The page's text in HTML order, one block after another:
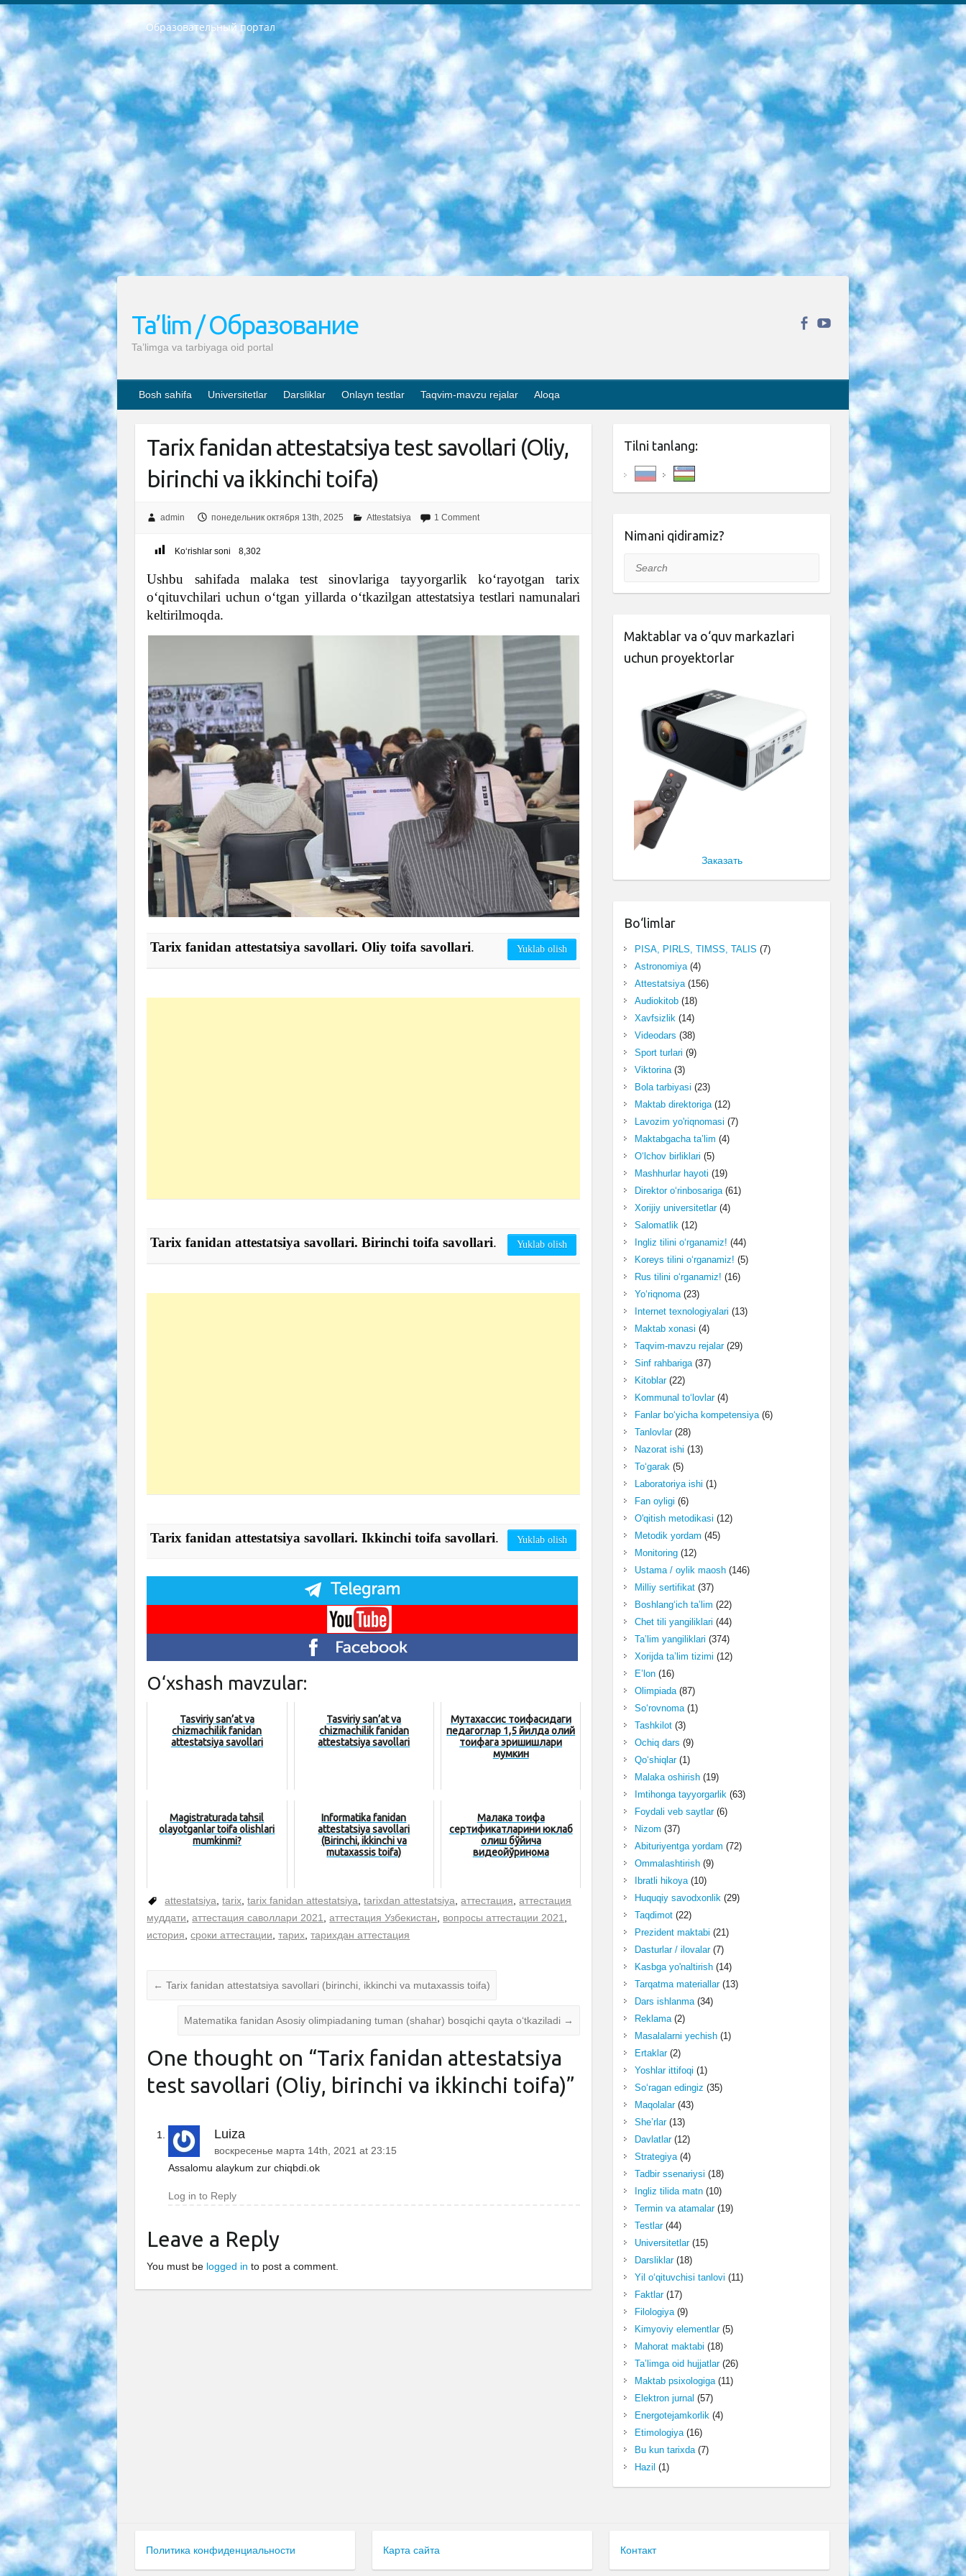
Образовательный портал
РЕСПУБЛИКА УЗБЕКИСТАН МИНИСТРЕРСТВО ДОШКОЛЬНОГО И ШКОЛЬНОГО ОБРАЗОВАНИЯ КОМАНДА в общеобразовательных учреждениях в 2023-2024 учебном году организация и проведение итоговой государственной аттестации обучающихся о Министра дошкольного и школьного образования Республики Узбекистан от 4 марта 2008 года (постановлением Минюста от 20 марта 2008 года № 1778 государственной регистрации) «Итоговое состояние учащихся общего среднего образования на основании положения об утверждении положения об аттестации общего среднего образования выпускной экзамен студентов в образовательных учреждениях в 2023-2024 учебном году В целях организации и прохождения аттестации приказываю: 1. Следующее: перечень предметов, по которым будет проводиться итоговая государственная аттестация и экзамен формы перевода согласно приложению 1; сертификаты международного образца, оценивающие уровень владения иностранными языками перечень согласно приложению 2; 2. Педагогический при специализированных образовательных учреждениях. научно-практический центр квалификации и международной оценки (Д.Давидова) 2024 г. До 25 марта: задания по предметам, по которым будет проводиться итоговая аттестация разработка и утверждение технических условий; итоговая аттестация на основании разработанного предметного задания разработка вопросов по предметам (устно и письменно), экзамен передача; общеобразовательные средние школы и специальные учебные заведения учащиеся выпускных классов школ и интернатов в агентской системе подготовка базы данных экзаменационных материалов и критериев оценки; перевод базы экзаменационных материалов на все языки обучения подать в Республиканский образовательный центр для изготовления; варианты экзаменов на основе разработанных контрольных материалов пусть будут поставлены задачи формирования. 3. Республиканский образовательный центр (Ш.Худайкулов) до 5 апреля 2024 года. до: база данных предоставленных экзаменационных материалов на все языки обучения перевод и экспертиза; для слепых, слабовидящих, глухих, слабослышащих и умственно отсталых детей учащиеся выпускных классов специализированных школ и школ-интернатов база данных экзаменационных материалов на всех преподаваемых языках подготовка критериев оценки; специализированные школы для умственно отсталых детей и технологии для учащихся выпускных классов школ-интернатов разработка соответствующих рекомендаций и критериев проведения ЕГЭ по естествознанию давать задания. 4. Педагогический при специализированных образовательных учреждениях. Научно-практический центр навыков и международной оценки (Д.Давидова), Республика образовательный центр (Худайкулов Ш.) итоговый государственный аттестационный экзамен ориентирован на творческое и логическое мышление при подготовке базы материалов учитывать введение заданий. 5. Следует отметить, что: сертификат государственного образца о знании общеобразовательного предмета и как минимум национальный уровень B1 по предметам на иностранных языках, указанным в Приложении 2. или международно признанный сертификат эквивалентного уровня студенты, изучающие определенный предмет, освобождаются от экзамена; по соответствующим предметам запланирована итоговая государственная аттестация за день до дня, путем жеребьевки Рабочей группой (в письменной форме по предметам, проводимым в форме) из числа сформированных вариантов выбрано 2 варианта; 2 выбранных варианта экзамена анонсированы на официальном сайте министерства и все выпускники по всей стране на основе этих вариантов проводит итоговую государственную аттестацию. 6. Государственное образование учащихся средних общеобразовательных учреждений. знания в соответствии с квалификационными требованиями, которые необходимо приобрести на основании стандартов итоговый (выпускной) контроль для 9 и 11 классов в целях тестирования Экзамены (далее – экзамены) состоят из предметов, перечисленных в приложении 1. будет сделано. 7. Экзамены пройдут с 26 мая по 15 июня 2024 г. (кроме науки физического воспитания). 8. Физическая для учащихся 9 классов общесредних образовательных учреждений. Экзамены по предмету «Образование, квалификация медицина» 1-6 мая 2024 года. сотрудники перевести под присмотр (с отклонениями в физическом или умственном развитии) специализированная школа для детей, школы-интернаты и со сколиозом школы-интернаты санаторного типа для больных детей исключены). 9. Он был слепым, слабовидящим и имел нарушения опорно-двигательного аппарата. экзамены в специализированных школах и интернатах для детей должны проводиться исходя из требований, предъявляемых к общеобразовательным учреждениям (физкультура кроме науки). 10. Специализированная школа для глухих и слабослышащих детей. и экзамены в интернатах и быть реализован в виде письменного теста по математике. 11. Специальность для умственно отсталых детей. Для 9 класса Родной язык и литературное письмо Государственный язык (язык обучения – узбекский). для неклассов) написано Математическое письмо Письменная/устная история Узбекистана Физическое воспитание практично Итоговый контроль Для 11 класса Написание родного языка и литературы (эссе) Математическое письмо Узбекский язык (обучение на узбекском языке) не посещающее общее среднее образование для учреждений)/Образовательное учреждение выбор письменный и устный Иностранный язык письменный/устный Письменная/устная история Узбекистана *По выбору студента:  Химия  Физика  Основы государственного права  География 10 бесплатных образовательных ресурсов - Мы составили подборку онлайн-проектов с интерактивными упражнениями, видеолекциями и статьями. Они помогут вам обрести новые и освежить старые знания бесплатно. 1. «ИНТУИТ» Старейшая образовательная площадка Рунета. Здесь вы найдёте сотни текстовых и видеокурсов на десятки различных тем — от программирования до психологии. Многие курсы подготовлены российскими университетами и крупными международными компаниями вроде Intel и Microsoft. Самостоятельное обучение бесплатное, но желающие могут оплатить услуги персональных наставников. 2. «Смартия» знакомит с актуальными профессиями и подсказывает, как им обучаться. Выбрав заинтересовавшую вас специальность — SMM-специалист, фотограф, веб-дизайнер или другую, — увидите список необходимых для неё умений. Чтобы вы могли освоить их самостоятельно, для каждого умения площадка отображает подборку ссылок на учебные материалы. Хотя «Смартия» ориентируется на русскоязычную аудиторию, часть контента всё же доступна только на английском. 3. «Лекторий Физтеха» Проект Московского физико-технического института (Физтеха). С его помощью вы можете смотреть онлайн серии лекций, записанные на видео в этом вузе. В числе доступных предметов — физика, биология, химия, информационные технологии и другие. К некоторым лекциям администрация ресурса прилагает готовые конспекты, которые можно скачивать в PDF-формате. 4. ITMOcourses Онлайн-площадка Санкт-Петербургского национального исследовательского университета информационных технологий, механики и оптики (ИТМО). Ресурс предоставляет свободный доступ к курсам, разработанным в этом вузе. Каталог материалов разбит на четыре категории: «Оптические системы и технологии», «Приборостроение и робототехника», «Информационные технологии» и «Биотехнологии». Курсы состоят из видеолекций, интерактивных демонстраций и заданий. 5. «КиберЛенинка» Электронная научная библиотека открытого доступа. Каталог площадки регулярно обрастает текстами статей из различных научных изданий. Сгруппированные по журналам и рубрикам публикации можно читать онлайн или скачивать целиком в PDF-формате. Проект нацелен на популяризацию науки за счёт открытого доступа к качественной информации. 6. «ПостНаука» На этом ресурсе публикуют подборки видеолекций, составленные экспертами из разных отраслей и объединённые общими темами. Среди них, к примеру, есть серии «Биоинформатика и геномика», «Культура средневековой Скандинавии» и Cinema Studies о теории кино. Каждая подборка лекций — логически связанная история, рассказанная экспертом от первого лица. Кроме того, на сайте появляются научно-образовательные статьи и тесты на разные темы. 7. «Newочём» Команда проекта «Newочём» отбирает самые интересные тексты из англоязычных СМИ и переводит те из них, за которые голосуют участники сообщества «ВКонтакте». По большей части это научно-популярные статьи. Редакторы придумывают лишь заголовки, в остальном содержание переводов соответствует оригиналам. Полные тексты можно читать прямо в социальной сети. 8. InternetUrok Онлайн-база материалов по основным дисциплинам школьной программы. Информация на сайте структурирована по классам, предметам и темам (урокам). Каждый урок состоит из видеолекций и конспектов. Есть также интерактивные тренажёры и тесты для закрепления пройденного материала. Даже если вы давно окончили школу, возможность повторить программу старших классов всегда может пригодиться. 9. Edutainme Ещё один ресурс об образовании. В отличие от Newtonew, как мне кажется, Edutainme больше ориентируется на представителей индустрии: педагогов, предпринимателей, разработчиков образовательных проектов. Но и любой, кто просто стремится к саморазвитию, найдёт на сайте много полезного и интересного для себя. Например, информацию о новых курсах и образовательных сервисах. 10. Newtonew Онлайн-медиа об образовании и обучении в широком смысле. Авторы Newtonew пишут об инструментах, заведениях, тактиках и стратегиях, которые помогают учить других и получать новые знания самостоятельно. На этой площадке вы найдёте новости, обзоры, аналитические мат
Ta’lim / Образование
Ta’limga va tarbiyaga oid portal
Bosh sahifa Universitetlar Darsliklar Onlayn testlar Taqvim-mavzu rejalar Aloqa
Tarix fanidan attestatsiya test savollari (Oliy,
birinchi va ikkinchi toifa)
admin понедельник октября 13th, 2025 Attestatsiya 1 Comment
Ko‘rishlar soni 8,302
Ushbu sahifada malaka test sinovlariga tayyorgarlik ko‘rayotgan tarix
o‘qituvchilari uchun o‘tgan yillarda o‘tkazilgan attestatsiya testlari namunalari
keltirilmoqda.
Tarix fanidan attestatsiya savollari. Oliy toifa savollari. Yuklab olish
Tarix fanidan attestatsiya savollari. Birinchi toifa savollari. Yuklab olish
Tarix fanidan attestatsiya savollari. Ikkinchi toifa savollari. Yuklab olish
O‘xshash mavzular:
Tasviriy san’at va
chizmachilik fanidan
attestatsiya savollari
Tasviriy san’at va
chizmachilik fanidan
attestatsiya savollari
Мутахассис тоифасидаги
педагоглар 1,5 йилда олий
тоифага эришишлари
мумкин
Magistraturada tahsil
olayotganlar toifa olishlari
mumkinmi?
Informatika fanidan
attestatsiya savollari
(Birinchi, ikkinchi va
mutaxassis toifa)
Малака тоифа
сертификатларини юклаб
олиш бўйича
видеойўриқнома
attestatsiya,tarix,tarix fanidan attestatsiya,tarixdan attestatsiya,аттестация,аттестация
муддати,аттестация саволлари 2021,аттестация Узбекистан, вопросы аттестации 2021,
история,сроки аттестации,тарих,тарихдан аттестация
← Tarix fanidan attestatsiya savollari (birinchi, ikkinchi va mutaxassis toifa)
Matematika fanidan Asosiy olimpiadaning tuman (shahar) bosqichi qayta oʻtkaziladi →
One thought on “Tarix fanidan attestatsiya
test savollari (Oliy, birinchi va ikkinchi toifa)”
Luiza
воскресенье марта 14th, 2021 at 23:15
Assalomu alaykum zur chiqbdi.ok
Log in to Reply
Leave a Reply
You must be logged in to post a comment.
Tilni tanlang:
Nimani qidiramiz?
Search
Maktablar va o‘quv markazlari
uchun proyektorlar
Заказать
Bo‘limlar
PISA, PIRLS, TIMSS, TALIS (7)
Astronomiya(4)
Attestatsiya(156)
Audiokitob(18)
Xavfsizlik(14)
Videodars (38)
Sport turlari (9)
Viktorina(3)
Bola tarbiyasi (23)
Maktab direktoriga(12)
Lavozim yo'riqnomasi (7)
Maktabgacha ta’lim (4)
O‘lchov birliklari (5)
Mashhurlar hayoti (19)
Direktor o‘rinbosariga(61)
Xorijiy universitetlar(4)
Salomatlik(12)
Ingliz tilini o‘rganamiz! (44)
Koreys tilini o‘rganamiz! (5)
Rus tilini o‘rganamiz! (16)
Yo‘riqnoma(23)
Internet texnologiyalari (13)
Maktab xonasi (4)
Taqvim-mavzu rejalar(29)
Sinf rahbariga(37)
Kitoblar(22)
Kommunal to‘lovlar(4)
Fanlar bo‘yicha kompetensiya(6)
Tanlovlar(28)
Nazorat ishi (13)
To‘garak(5)
Laboratoriya ishi (1)
Fan oyligi (6)
O'qitish metodikasi (12)
Metodik yordam (45)
Monitoring(12)
Ustama / oylik maosh(146)
Milliy sertifikat(37)
Boshlang‘ich ta’lim (22)
Chet tili yangiliklari (44)
Ta’lim yangiliklari (374)
Xorijda ta’lim tizimi (12)
E’lon(16)
Olimpiada(87)
So‘rovnoma(1)
Tashkilot(3)
Ochiq dars (9)
Qo‘shiqlar(1)
Malaka oshirish(19)
Imtihonga tayyorgarlik(63)
Foydali veb saytlar(6)
Nizom (37)
Abituriyentga yordam (72)
Ommalashtirish(9)
Ibratli hikoya(10)
Huquqiy savodxonlik(29)
Taqdimot(22)
Prezident maktabi (21)
Dasturlar / ilovalar(7)
Kasbga yo'naltirish(14)
Tarqatma materiallar(13)
Dars ishlanma(34)
Reklama(2)
Masalalarni yechish(1)
Ertaklar(2)
Yoshlar ittifoqi (1)
So‘ragan edingiz (35)
Maqolalar(43)
She’rlar(13)
Davlatlar(12)
Strategiya(4)
Tadbir ssenariysi (18)
Ingliz tilida matn(10)
Termin va atamalar(19)
Testlar(44)
Universitetlar(15)
Darsliklar(18)
Yil o‘qituvchisi tanlovi (11)
Faktlar(17)
Filologiya(9)
Kimyoviy elementlar(5)
Mahorat maktabi (18)
Ta’limga oid hujjatlar(26)
Maktab psixologiga(11)
Elektron jurnal (57)
Energotejamkorlik(4)
Etimologiya(16)
Bu kun tarixda(7)
Hazil (1)
Политика конфиденциальности Карта сайта Контакт